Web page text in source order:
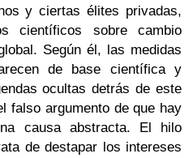
y ciertas élites privadas,
científicos sobre cambio
Según él, las medidas
de base científica y
ocultas detrás de este
falso argumento de que hay
causa abstracta. El hilo
de destapar los intereses